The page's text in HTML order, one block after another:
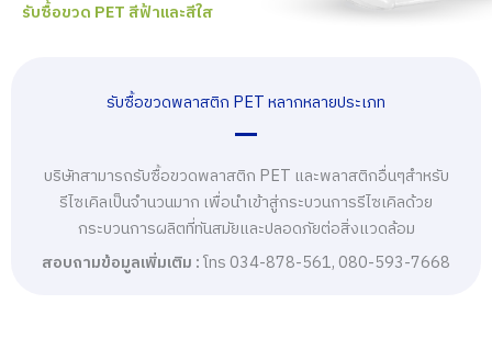
รับซื้อขวด PET สีฟ้าและสีใส
รับซื้อขวดพลาสติก PET หลากหลายประเภท
บริษัทสามารถรับซื้อขวดพลาสติก PET และพลาสติกอื่นๆสำหรับ
รีไซเคิลเป็นจำนวนมาก เพื่อนำเข้าสู่กระบวนการรีไซเคิลด้วย
กระบวนการผลิตที่ทันสมัยและปลอดภัยต่อสิ่งแวดล้อม
สอบถามข้อมูลเพิ่มเติม :โทร 034-878-561, 080-593-7668